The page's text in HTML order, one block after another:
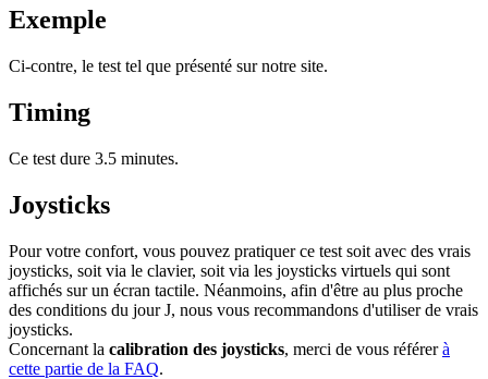
Exemple
Ci-contre, le test tel que présenté sur notre site.
Timing
Ce test dure 3.5 minutes.
Joysticks
Pour votre confort, vous pouvez pratiquer ce test soit avec des vrais
joysticks, soit via le clavier, soit via les joysticks virtuels qui sont
affichés sur un écran tactile. Néanmoins, afin d'être au plus proche
des conditions du jour J, nous vous recommandons d'utiliser de vrais
joysticks.
Concernant la calibration des joysticks, merci de vous référerà
cette partie de la FAQ.